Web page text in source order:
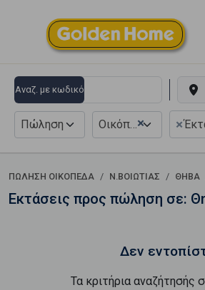
Αναζ. με κωδικό
Πώληση ×
Οικόπεδο ×
ΠΏΛΗΣΗ ΟΙΚΌΠΕΔΑ Ν.ΒΟΙΩΤΙΑΣ ΘΗΒΑ
Εκτάσεις προς πώληση σε:
Δεν
Τα κριτήρια αναζήτησής